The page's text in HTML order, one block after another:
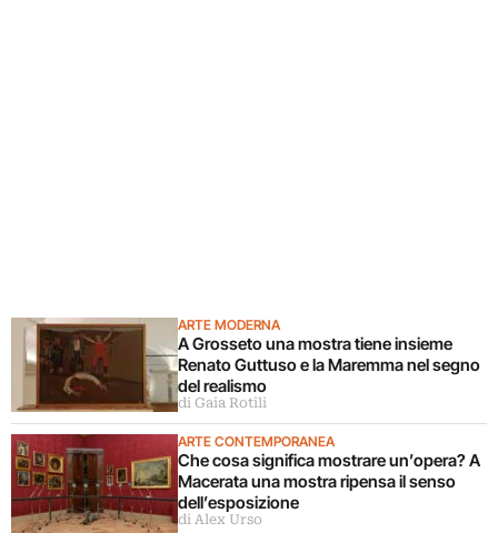
ARTE MODERNA
A Grosseto una mostra tiene insieme
Renato Guttuso e la Maremma nel segno
del realismo
di Gaia Rotili
ARTE CONTEMPORANEA
Che cosa significa mostrare un’opera? A
Macerata una mostra ripensa il senso
dell’esposizione
di Alex Urso